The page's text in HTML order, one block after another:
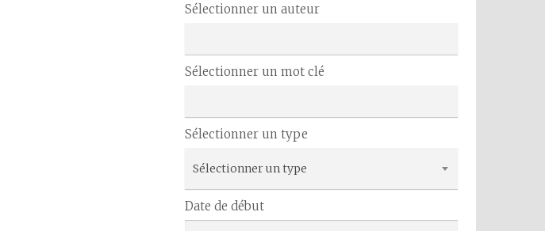
Sélectionner un auteur
Sélectionner un mot clé
Sélectionner un type
Sélectionner un type
Date de début